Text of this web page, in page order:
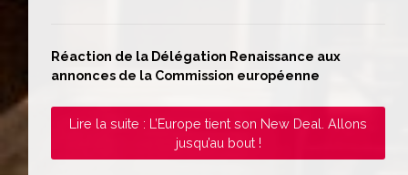
Réaction de la Délégation Renaissance aux
annonces de la Commission européenne
Lire la suite : L’Europe tient son New Deal. Allons
jusqu’au bout !